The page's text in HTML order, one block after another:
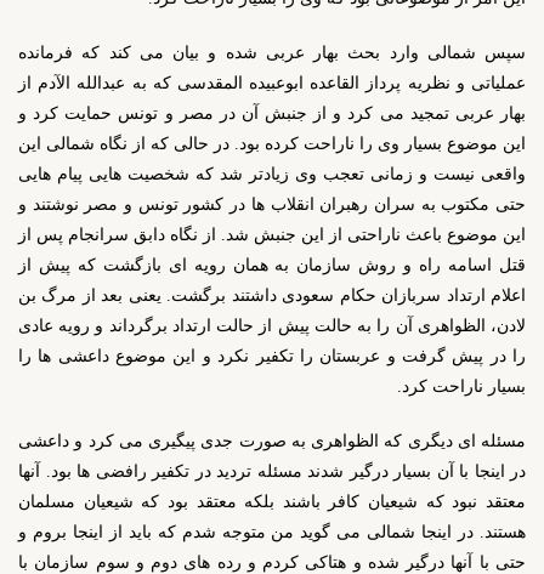
سپس شمالی وارد بحث بهار عربی شده و بیان می کند که فرمانده
عملیاتی و نظریه پرداز القاعده ابوعبیده المقدسی که به عبدالله الآدم از
بهار عربی تمجید می کرد و از جنبش آن در مصر و تونس حمایت کرد و
این موضوع بسیار وی را ناراحت کرده بود. در حالی که از نگاه شمالی این
واقعی نیست و زمانی تعجب وی زیادتر شد که شخصیت هایی پیام هایی
حتی مکتوب به سران رهبران انقلاب ها در کشور تونس و مصر نوشتند و
این موضوع باعث ناراحتی از این جنبش شد. از نگاه دابق سرانجام پس از
قتل اسامه راه و روش سازمان به همان رویه ای بازگشت که پیش از
اعلام ارتداد سربازان حکام سعودی داشتند برگشت. یعنی بعد از مرگ بن
لادن، الظواهری آن را به حالت پیش از حالت ارتداد برگرداند و رویه عادی
را در پیش گرفت و عربستان را تکفیر نکرد و این موضوع داعشی ها را
بسیار ناراحت کرد.
مسئله ای دیگری که الظواهری به صورت جدی پیگیری می کرد و داعشی
در اینجا با آن بسیار درگیر شدند مسئله تردید در تکفیر رافضی ها بود. آنها
معتقد نبود که شیعیان کافر باشند بلکه معتقد بود که شیعیان مسلمان
هستند. در اینجا شمالی می گوید من متوجه شدم که باید از اینجا بروم و
حتی با آنها درگیر شده و هتاکی کردم و رده های دوم و سوم سازمان با